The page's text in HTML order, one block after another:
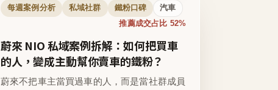
每週案例分析 私域社群 鐵粉口碑 汽車
推薦成交占比 52%
蔚來 NIO 私域案例拆解：如何把買車
的人，變成主動幫你賣車的鐵粉？
蔚來不把車主當買過車的人，而是當社群成員